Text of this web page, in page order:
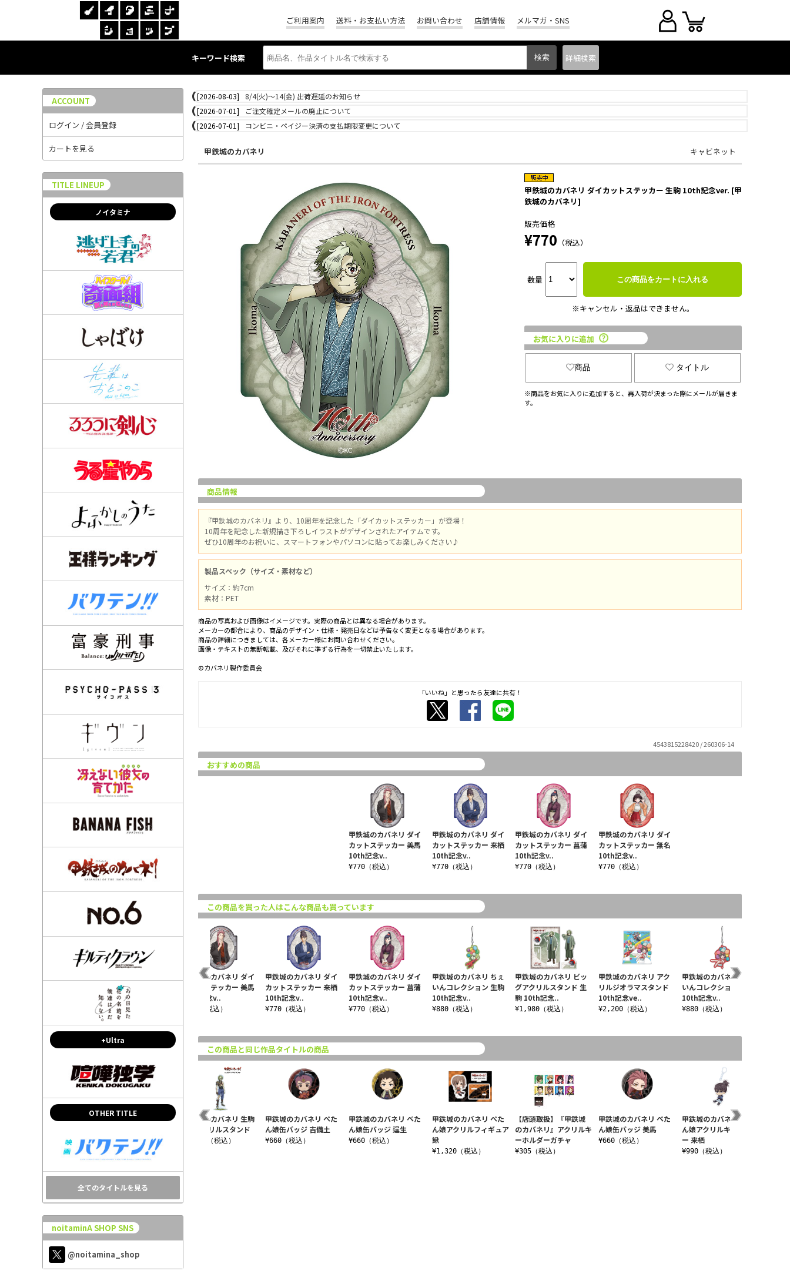
ご利用案内 送料・お支払い方法 お問い合わせ 店舗情報 メルマガ・SNS
キーワード検索 詳細検索
ACCOUNT
ログイン / 会員登録
カートを見る
TITLE LINEUP
ノイタミナ
+Ultra
OTHER TITLE
全てのタイトルを見る
noitaminA SHOP SNS
@noitamina_shop
[2026-08-03]
8/4(火)～14(金) 出荷遅延のお知らせ
[2026-07-01]
ご注文確定メールの廃止について
[2026-07-01]
コンビニ・ペイジー決済の支払期限変更について
甲鉄城のカバネリ キャビネット
甲鉄城のカバネリ ダイカットステッカー 生駒 10th記念ver. [甲
鉄城のカバネリ]
販売価格
¥770 （税込）
数量 この商品をカートに入れる
※キャンセル・返品はできません。
お気に入りに追加
商品 タイトル
※商品をお気に入りに追加すると、再入荷が決まった際にメールが届きま
す。
商品情報
『甲鉄城のカバネリ』より、10周年を記念した「ダイカットステッカー」が登場！
10周年を記念した新規描き下ろしイラストがデザインされたアイテムです。
ぜひ10周年のお祝いに、スマートフォンやパソコンに貼ってお楽しみください♪
製品スペック（サイズ・素材など）
サイズ：約7cm
素材：PET
商品の写真および画像はイメージです。実際の商品とは異なる場合があります。
メーカーの都合により、商品のデザイン・仕様・発売日などは予告なく変更となる場合があります。
商品の詳細につきましては、各メーカー様にお問い合わせください。
画像・テキストの無断転載、及びそれに準ずる行為を一切禁止いたします。
©カバネリ製作委員会
「いいね」と思ったら友達に共有！
4543815228420 / 260306-14
おすすめの商品
甲鉄城のカバネリ ダイ
カットステッカー 来栖
10th記念v..
¥770（税込）
甲鉄城のカバネリ ダイ
カットステッカー 菖蒲
10th記念v..
¥770（税込）
甲鉄城のカバネリ ダイ
カットステッカー 無名
10th記念v..
¥770（税込）
甲鉄城のカバネリ ダイ
カットステッカー 美馬
10th記念v..
¥770（税込）
この商品を買った人はこんな商品も買っています
甲鉄城のカバネリ ちぇ
いんコレクション 生駒
10th記念v..
¥880（税込）
甲鉄城のカバネリ ビッ
グアクリルスタンド 生
駒 10th記念..
¥1,980（税込）
甲鉄城のカバネリ アク
リルジオラマスタンド
10th記念ve..
¥2,200（税込）
甲鉄城のカバネリ ちぇ
いんコレクション 無名
10th記念v..
¥880（税込）
ん娘アクリルフィギュア
生駒
¥1,320（税込）
甲鉄城のカバネリ ダイ
カットステッカー 美馬
10th記念v..
¥770（税込）
甲鉄城のカバネリ ダイ
カットステッカー 来栖
10th記念v..
¥770（税込）
甲鉄城のカバネリ ダイ
カットステッカー 菖蒲
10th記念v..
¥770（税込）
この商品と同じ作品タイトルの商品
甲鉄城のカバネリ ぺた
ん娘アクリルフィギュア
鰍
¥1,320（税込）
【店頭取扱】『甲鉄城
のカバネリ』アクリルキ
ーホルダーガチャ
¥305（税込）
甲鉄城のカバネリ ぺた
ん娘缶バッジ 美馬
¥660（税込）
甲鉄城のカバネリ ぺた
ん娘アクリルキーホルダ
ー 来栖
¥990（税込）
甲鉄城のカバネリ アク
¥2,200（税込）
甲鉄城のカバネリ ちぇ
10th記念v..
¥880（税込）
甲鉄城のカバネリ 生駒
BIGアクリルスタンド
¥1,980（税込）
甲鉄城のカバネリ ぺた
ん娘缶バッジ 吉備土
¥660（税込）
甲鉄城のカバネリ ぺた
ん娘缶バッジ 逞生
¥660（税込）